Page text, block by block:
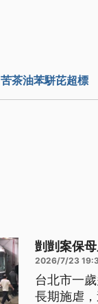
苦茶油苯駢芘超標
剴剴案保
2026/7/23
台北市一
長期施虐